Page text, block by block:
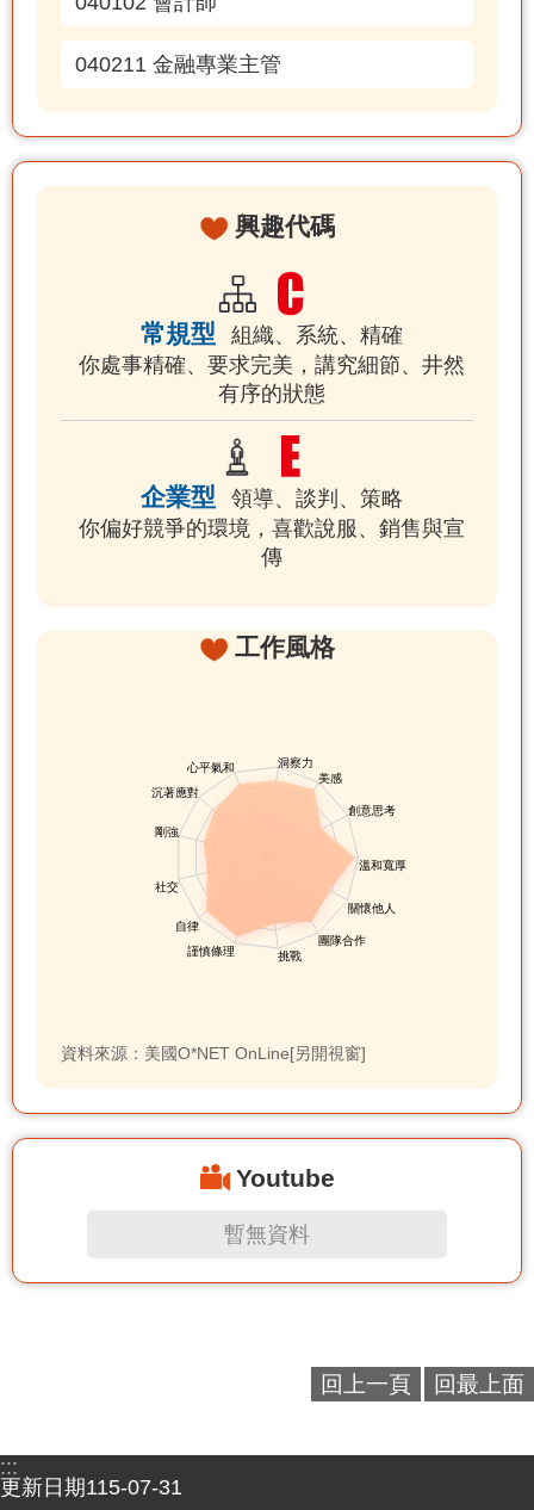
040211 金融專業主管
興趣代碼
常規型
組織、系統、精確
你處事精確、要求完美，講究細節、井然
有序的狀態
企業型
領導、談判、策略
你偏好競爭的環境，喜歡說服、銷售與宣
傳
工作風格
資料來源：美國O*NET OnLine[另開視窗]
Youtube
暫無資料
回上一頁 回最上面
:::
更新日期115-07-31